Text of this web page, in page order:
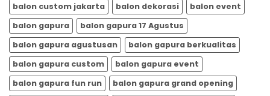
balon custom jakarta
balon dekorasi
balon event
balon gapura
balon gapura 17 Agustus
balon gapura agustusan
balon gapura berkualitas
balon gapura custom
balon gapura event
balon gapura fun run
balon gapura grand opening